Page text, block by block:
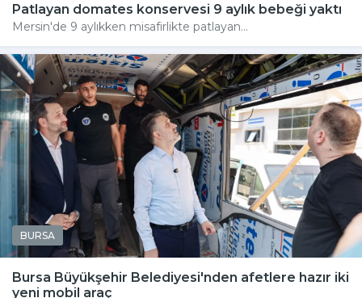
Patlayan domates konservesi 9 aylık bebeği yaktı
Mersin'de 9 aylıkken misafirlikte patlayan...
BURSA
Bursa Büyükşehir Belediyesi'nden afetlere hazır iki
yeni mobil araç